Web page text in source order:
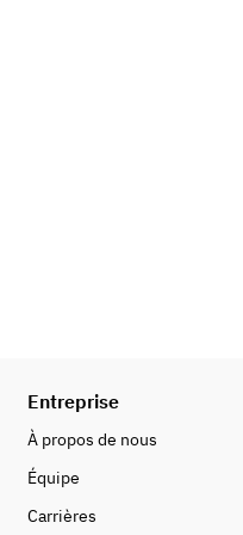
Entreprise
À propos de nous
Équipe
Carrières